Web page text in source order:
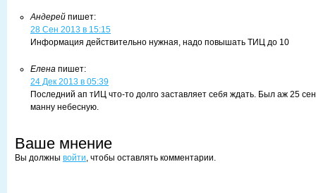
Андерей пишет:
28 Сен 2013 в 15:15
Информация действительно нужная, надо повышать ТИЦ до 10
Елена пишет:
24 Дек 2013 в 05:39
Последний ап тИЦ что-то долго заставляет себя ждать. Был аж 25
манну небесную.
Ваше мнение
Вы должны войти, чтобы оставлять комментарии.